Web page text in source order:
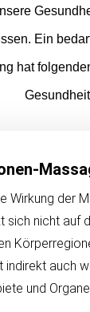
Ein
hat
Wirkung der
sich nicht auf
indirekt auch
und